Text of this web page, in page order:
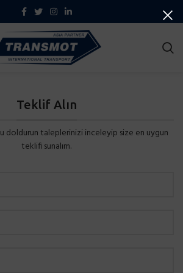
Teklif Alın
doldurun taleplerinizi inceleyip size en uygun
teklifi sunalım.